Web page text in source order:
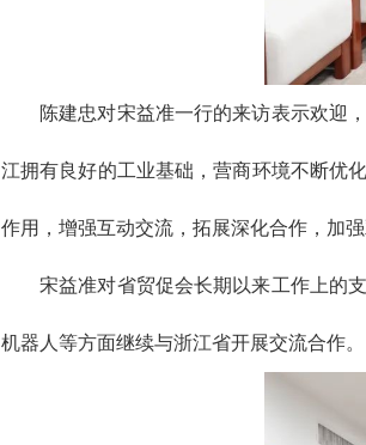
陈建忠对宋益准一行的来访表示欢迎
江拥有良好的工业基础，营商环境不断优
作用，增强互动交流，拓展深化合作，加
宋益准对省贸促会长期以来工作上的
机器人等方面继续与浙江省开展交流合作。